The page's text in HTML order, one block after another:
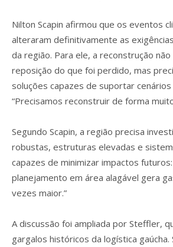
Nilton Scapin afirmou que os eventos
alteraram definitivamente as
da região. Para ele, a reconstrução
reposição do que foi perdido, mas
soluções capazes de suportar
“Precisamos reconstruir de forma
Segundo Scapin, a região precisa
robustas, estruturas elevadas e
capazes de minimizar impactos
planejamento em área alagável gera
vezes maior.”
A discussão foi ampliada por Steffler,
gargalos históricos da logística gaúcha.